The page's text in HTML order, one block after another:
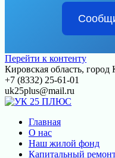
Перейти к контенту
Кировская область,
+7 (8332) 25-61-01
uk25plus@mail.ru
Главная
О нас
Наш жилой фонд
Капитальный